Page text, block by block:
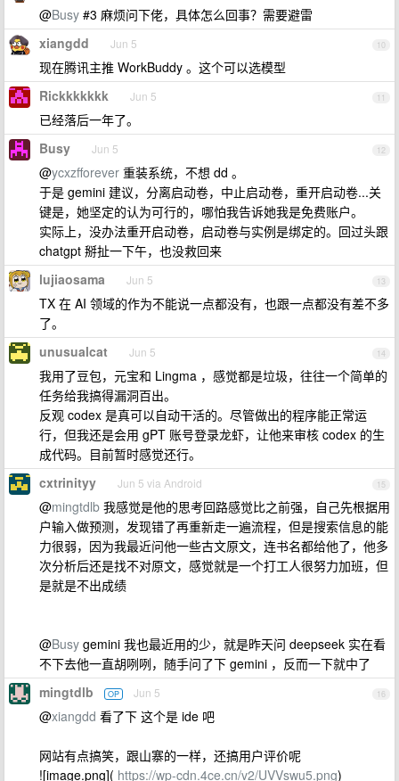
@Busy #3 麻烦问下佬，具体怎么回事？需要避雷
10
xiangdd Jun 5
现在腾讯主推 WorkBuddy 。这个可以选模型
11
Rickkkkkkk Jun 5
已经落后一年了。
12
Busy Jun 5
@ycxzfforever 重装系统，不想 dd 。
于是 gemini 建议，分离启动卷，中止启动卷，重开启动卷...关
键是，她坚定的认为可行的，哪怕我告诉她我是免费账户。
实际上，没办法重开启动卷，启动卷与实例是绑定的。回过头跟
chatgpt 掰扯一下午，也没救回来
13
lujiaosama Jun 5
TX 在 AI 领域的作为不能说一点都没有，也跟一点都没有差不多
了。
14
unusualcat Jun 5
我用了豆包，元宝和 Lingma ，感觉都是垃圾，往往一个简单的
任务给我搞得漏洞百出。
反观 codex 是真可以自动干活的。尽管做出的程序能正常运
行，但我还是会用 gPT 账号登录龙虾，让他来审核 codex 的生
成代码。目前暂时感觉还行。
15
cxtrinityy Jun 5 via Android
@mingtdlb 我感觉是他的思考回路感觉比之前强，自己先根据用
户输入做预测，发现错了再重新走一遍流程，但是搜索信息的能
力很弱，因为我最近问他一些古文原文，连书名都给他了，他多
次分析后还是找不对原文，感觉就是一个打工人很努力加班，但
是就是不出成绩
@Busy gemini 我也最近用的少，就是昨天问 deepseek 实在看
不下去他一直胡咧咧，随手问了下 gemini ，反而一下就中了
16
mingtdlb OP Jun 5
@xiangdd 看了下 这个是 ide 吧
网站有点搞笑，跟山寨的一样，还搞用户评价呢
![image.png]( https://wp-cdn.4ce.cn/v2/UVVswu5.png)